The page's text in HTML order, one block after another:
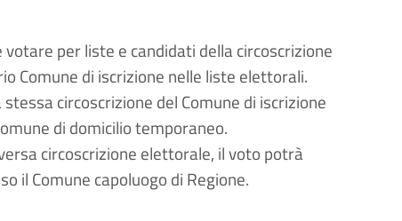
per liste e candidati della circoscrizione
Comune di iscrizione nelle liste elettorali.
circoscrizione del Comune di iscrizione
di domicilio temporaneo.
circoscrizione elettorale, il voto potrà
il Comune capoluogo di Regione.